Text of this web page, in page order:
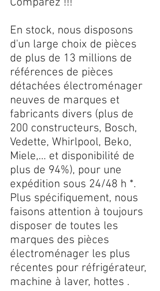
En stock, nous disposons
d'un large choix de pièces
de plus de 13 millions de
références de pièces
détachées électroménager
neuves de marques et
fabricants divers (plus de
200 constructeurs, Bosch,
Vedette, Whirlpool, Beko,
Miele,... et disponibilité de
plus de 94%), pour une
expédition sous 24/48 h *.
Plus spécifiquement, nous
faisons attention à toujours
disposer de toutes les
marques des pièces
électroménager les plus
récentes pour réfrigérateur,
machine à laver, hottes .